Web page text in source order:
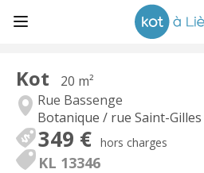
Kot
20 m²
Rue Bassenge
Botanique / rue Saint-
349 € hors charges
KL 13346